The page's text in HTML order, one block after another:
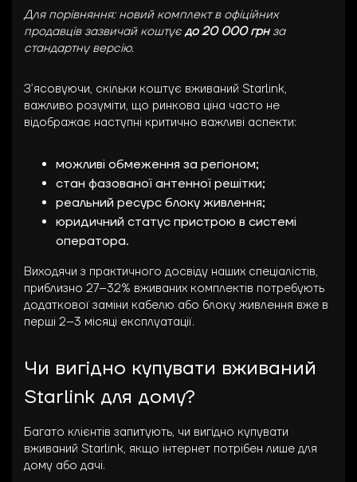
Для порівняння: новий комплект в офіційних
продавців зазвичай коштує до 20 000 грн за
стандартну версію.
З’ясовуючи, скільки коштує вживаний Starlink,
важливо розуміти, що ринкова ціна часто не
відображає наступні критично важливі аспекти:
можливі обмеження за регіоном;
стан фазованої антенної решітки;
реальний ресурс блоку живлення;
юридичний статус пристрою в системі
оператора.
Виходячи з практичного досвіду наших спеціалістів,
приблизно 27–32% вживаних комплектів потребують
додаткової заміни кабелю або блоку живлення вже в
перші 2–3 місяці експлуатації.
Чи вигідно купувати вживаний
Starlink для дому?
Багато клієнтів запитують, чи вигідно купувати
вживаний Starlink, якщо інтернет потрібен лише для
дому або дачі.